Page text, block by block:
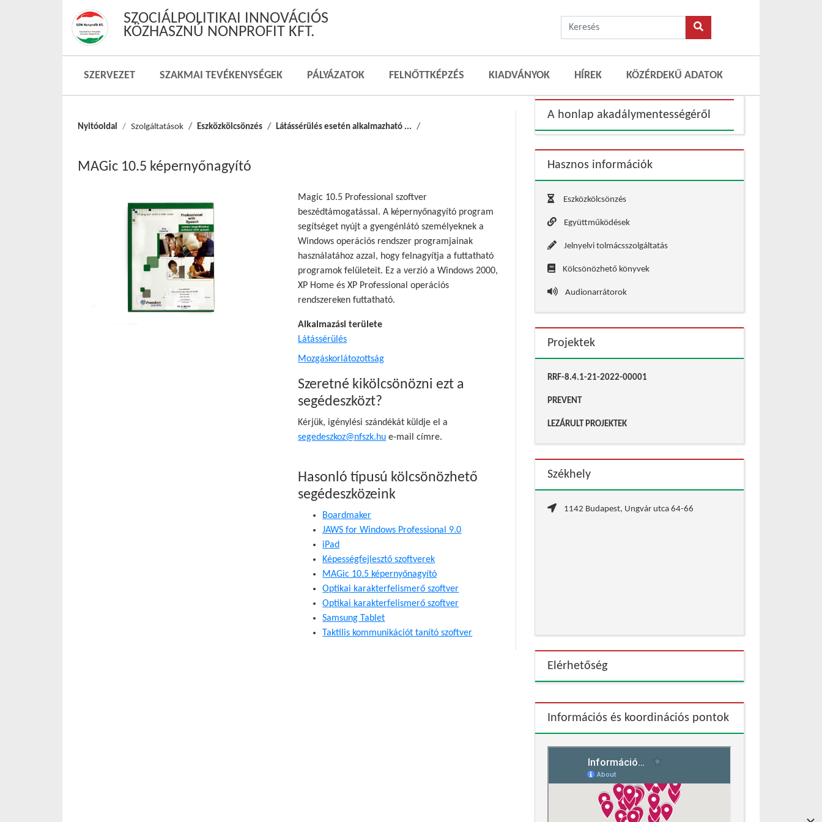
SZOCIÁLPOLITIKAI INNOVÁCIÓS
KÖZHASZNÚ NONPROFIT KFT.
SZERVEZET SZAKMAI TEVÉKENYSÉGEK PÁLYÁZATOK FELNŐTTKÉPZÉS KIADVÁNYOK HÍREK KÖZÉRDEKŰ ADATOK
Nyitóoldal Szolgáltatások Eszközkölcsönzés Látássérülés esetén alkalmazható ...
MAGic 10.5 képernyőnagyító
Magic 10.5 Professional szoftver
beszédtámogatással. A képernyőnagyító program
segítséget nyújt a gyengénlátó személyeknek a
Windows operációs rendszer programjainak
használatához azzal, hogy felnagyítja a futtatható
programok felületeit. Ez a verzió a Windows 2000,
XP Home és XP Professional operációs
rendszereken futtatható.
Alkalmazási területe
Látássérülés
Mozgáskorlátozottság
Szeretné kikölcsönözni ezt a
segédeszközt?
Kérjük, igénylési szándékát küldje el a
segedeszkoz@nfszk.hu e-mail címre.
Hasonló típusú kölcsönözhető
segédeszközeink
Boardmaker
JAWS for Windows Professional 9.0
iPad
Képességfejlesztő szoftverek
MAGic 10.5 képernyőnagyító
Optikai karakterfelismerő szoftver
Optikai karakterfelismerő szoftver
Samsung Tablet
Taktilis kommunikációt tanító szoftver
A honlap akadálymentességéről
Hasznos információk
Eszközkölcsönzés
Együttműködések
Jelnyelvi tolmácsszolgáltatás
Kölcsönözhető könyvek
Audionarrátorok
Projektek
RRF-8.4.1-21-2022-00001
PREVENT
LEZÁRULT PROJEKTEK
Székhely
1142 Budapest, Ungvár utca 64-66
Elérhetőség
Információs és koordinációs pontok